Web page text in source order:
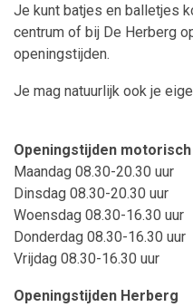
Je kunt batjes en balletjes
centrum of bij De Herberg
openingstijden.
Je mag natuurlijk ook je
Openingstijden
Maandag 08.30-20.30 uur
Dinsdag 08.30-20.30 uur
Woensdag 08.30-16.30 uur
Donderdag 08.30-16.30 uur
Vrijdag 08.30-16.30 uur
Openingstijden Herberg